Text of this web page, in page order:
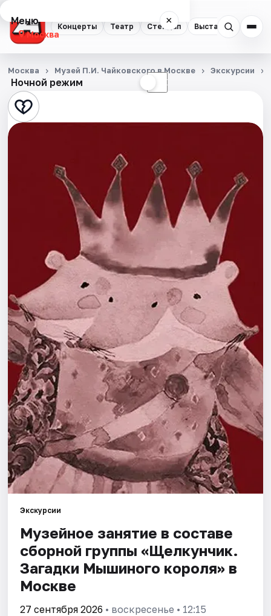
Концерты Театр Стендап Выставки
Меню ×
Москва
Концерты
Театр
Стендап
События
Города
Площадки
Артисты
Рейтинги
Ночной режим ☾
Москва Музей П.И. Чайковского в Москве Экскурсии
Экскурсии
Музейное занятие в составе
сборной группы «Щелкунчик.
Загадки Мышиного кoроля» в
Москве
27 сентября 2026 • воскресенье • 12:15